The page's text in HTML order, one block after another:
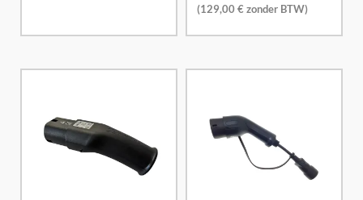
(129,00€ zonder BTW)